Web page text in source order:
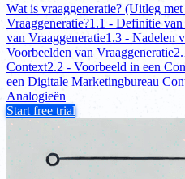
Wat is vraaggeneratie? (Uitleg
Vraaggeneratie?1.1 - Definitie van
van Vraaggeneratie1.3 - Nadelen
Voorbeelden van Vraaggeneratie
Context2.2 - Voorbeeld in een
een Digitale Marketingbureau
Analogieën
Start free trial